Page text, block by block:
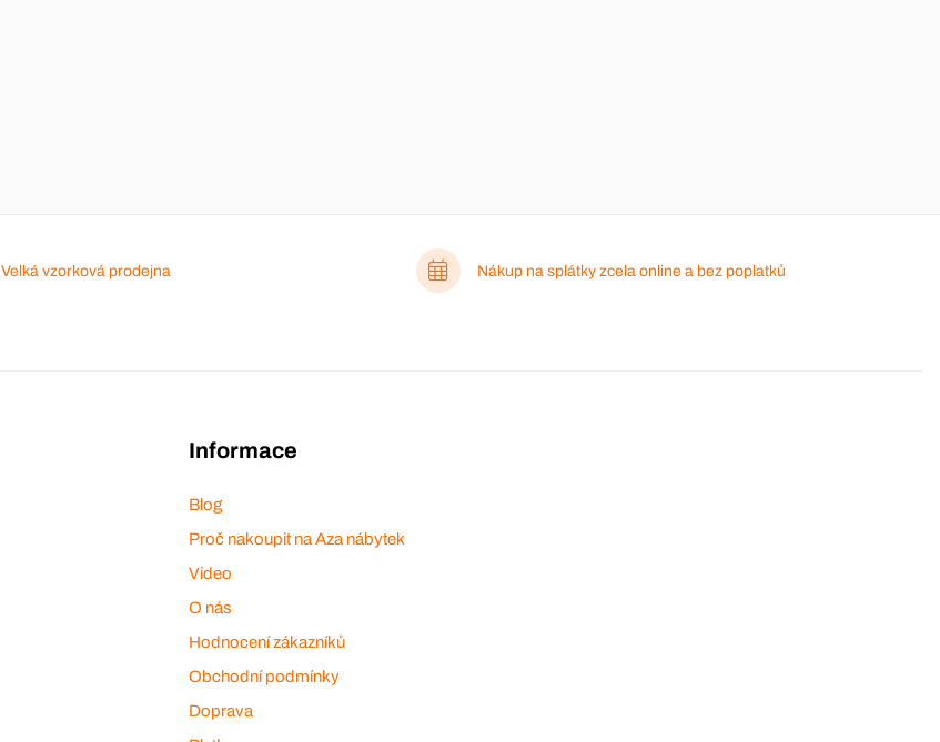
Velká vzorková prodejna Nákup na splátky zcela online a bez poplatků
Informace
Blog
Proč nakoupit na Aza nábytek
Video
O nás
Hodnocení zákazníků
Obchodní podmínky
Doprava